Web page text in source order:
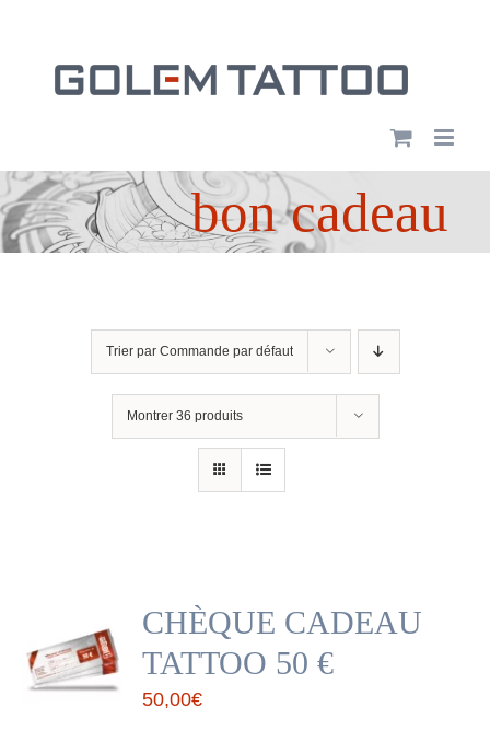
contenu
bon cadeau
Trier par Commande par défaut
Montrer 36 produits
CHÈQUE CADEAU
TATTOO 50 €
50,00€